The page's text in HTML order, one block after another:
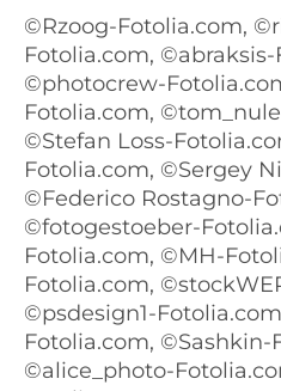
©Rzoog-Fotolia.com,
Fotolia.com,
©photocrew-
Fotolia.com,
©Stefan Loss-
Fotolia.com, ©Sergey
©Federico Rostagno-
©fotogestoeber-
Fotolia.com, ©MH-
Fotolia.com,
©psdesign1-
Fotolia.com, ©Sashkin-
©alice_photo-